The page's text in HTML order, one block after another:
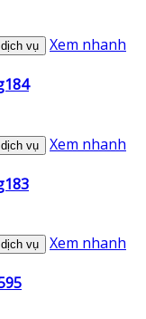
vụ Xem nhanh
vụ Xem nhanh
vụ Xem nhanh